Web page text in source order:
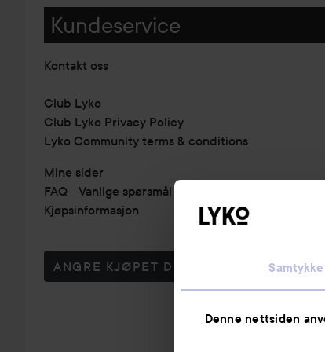
Samtykke
Denne nettsiden
Kundeservice
Kontakt oss
Club Lyko
Club Lyko Privacy Policy
Lyko Community terms & conditions
Mine sider
FAQ - Vanlige spørsmål & svar
Kjøpsinformasjon
ANGRE KJØPET DITT